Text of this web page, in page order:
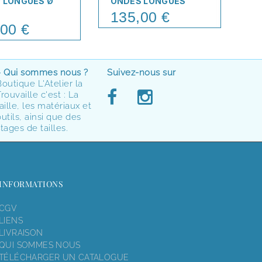
€
Price
135,00 €
Qui sommes nous ?
L'Atelier la
c'est : La
les matériaux et
ainsi que des
de tailles.
Suivez-nous sur
LIENS
LIVRAISON
SOMMES NOUS
UN CATALOGUE